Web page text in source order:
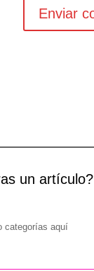
un artículo?
categorías aquí